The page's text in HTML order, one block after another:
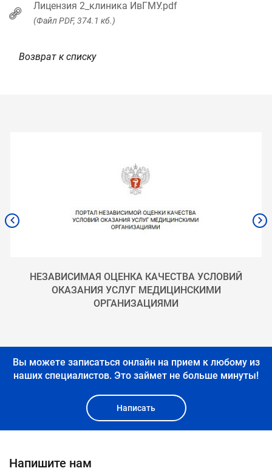
Лицензия 2_клиника ИвГМУ.pdf
(Файл PDF, 374.1 кб.)
Возврат к списку
НЕЗАВИСИМАЯ ОЦЕНКА КАЧЕСТВА УСЛОВИЙ
ОКАЗАНИЯ УСЛУГ МЕДИЦИНСКИМИ
ОРГАНИЗАЦИЯМИ
Вы можете записаться онлайн на прием к любому из
наших специалистов. Это займет не больше минуты!
Написать
Напишите нам